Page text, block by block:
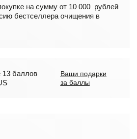
на сумму от 10 000 рублей
бестселлера очищения в
13 баллов
Ваши подарки
за баллы